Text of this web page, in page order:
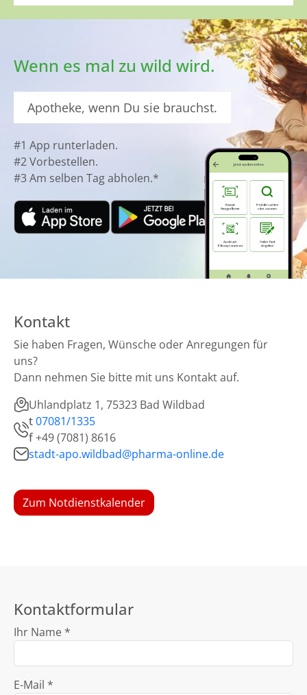
Wenn es mal zu wild wird.
Apotheke, wenn Du sie brauchst.
#1 App runterladen.
#2 Vorbestellen.
#3 Am selben Tag abholen.*
Kontakt
Sie haben Fragen, Wünsche oder Anregungen für
uns?
Dann nehmen Sie bitte mit uns Kontakt auf.
Uhlandplatz 1, 75323 Bad Wildbad
t07081/1335
f+49 (7081) 8616
stadt-apo.wildbad@pharma-online.de
Zum Notdienstkalender
Kontaktformular
Ihr Name *
E-Mail *